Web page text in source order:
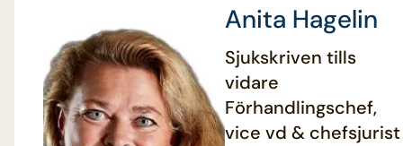
Anita Hagelin
Sjukskriven tills
vidare
Förhandlingschef,
vice vd & chefsjurist